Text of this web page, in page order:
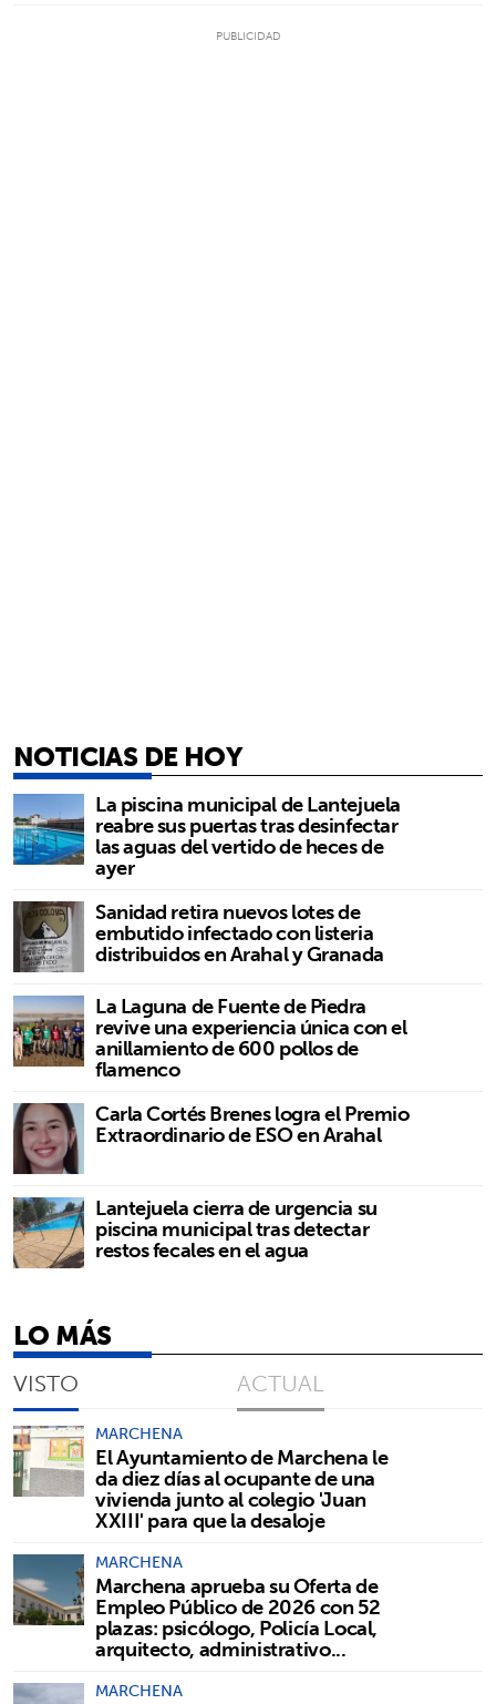
NOTICIAS DE HOY
La piscina municipal de Lantejuela
reabre sus puertas tras desinfectar
las aguas del vertido de heces de
ayer
Sanidad retira nuevos lotes de
embutido infectado con listeria
distribuidos en Arahal y Granada
La Laguna de Fuente de Piedra
revive una experiencia única con el
anillamiento de 600 pollos de
flamenco
Carla Cortés Brenes logra el Premio
Extraordinario de ESO en Arahal
Lantejuela cierra de urgencia su
piscina municipal tras detectar
restos fecales en el agua
LO MÁS
VISTO ACTUAL
MARCHENA
El Ayuntamiento de Marchena le
da diez días al ocupante de una
vivienda junto al colegio 'Juan
XXIII' para que la desaloje
MARCHENA
Marchena aprueba su Oferta de
Empleo Público de 2026 con 52
plazas: psicólogo, Policía Local,
arquitecto, administrativo...
MARCHENA